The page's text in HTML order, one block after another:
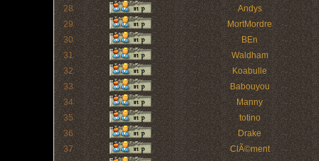
28
Andys
29
MortMordre
30
BEn
31
Waldham
32
Koabulle
33
Babouyou
34
Manny
35
totino
36
Drake
37
ClÃ©ment